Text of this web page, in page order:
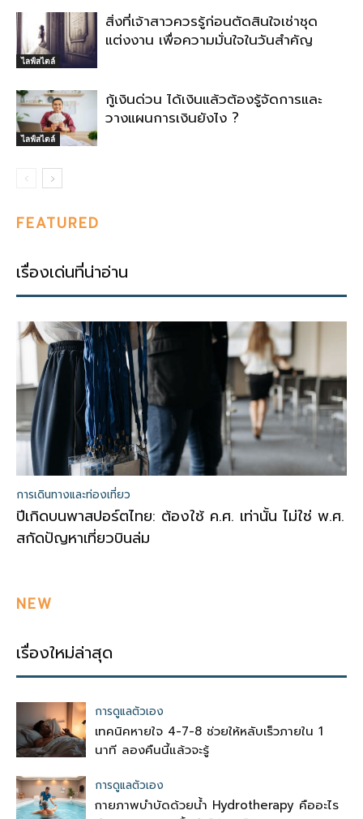
ไลฟ์สไตล์
สิ่งที่เจ้าสาวควรรู้ก่อนตัดสินใจเช่าชุด
แต่งงาน เพื่อความมั่นใจในวันสำคัญ
ไลฟ์สไตล์
กู้เงินด่วน ได้เงินแล้วต้องรู้จัดการและ
วางแผนการเงินยังไง ?
FEATURED
เรื่องเด่นที่น่าอ่าน
การเดินทางและท่องเที่ยว
ปีเกิดบนพาสปอร์ตไทย: ต้องใช้ ค.ศ. เท่านั้น ไม่ใช่ พ.ศ.
สกัดปัญหาเที่ยวบินล่ม
NEW
เรื่องใหม่ล่าสุด
การดูแลตัวเอง
เทคนิคหายใจ 4-7-8 ช่วยให้หลับเร็วภายใน 1
นาที ลองคืนนี้แล้วจะรู้
การดูแลตัวเอง
กายภาพบำบัดด้วยน้ำ Hydrotherapy คืออะไร